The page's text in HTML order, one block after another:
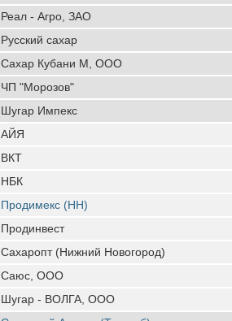
Реал - Агро, ЗАО
Русский сахар
Сахар Кубани М, ООО
ЧП "Морозов"
Шугар Импекс
АЙЯ
ВКТ
НБК
Продимекс (НН)
Продинвест
Сахаропт (Нижний Новогород)
Саюс, ООО
Шугар - ВОЛГА, ООО